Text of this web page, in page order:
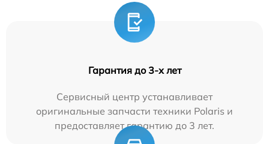
Гарантия до 3-х лет
Сервисный центр устанавливает
оригинальные запчасти техники Polaris и
предоставляет гарантию до 3 лет.